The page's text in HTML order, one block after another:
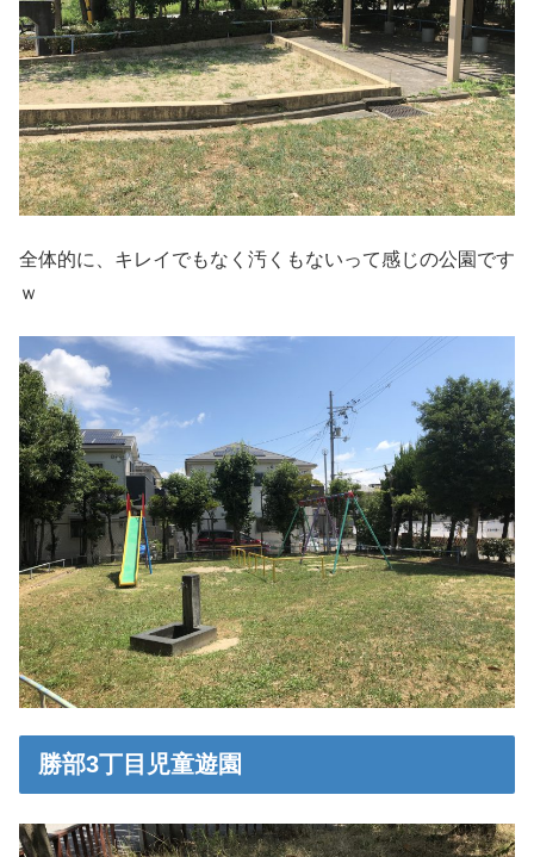
全体的に、キレイでもなく汚くもないって感じの公園です
ｗ
勝部3丁目児童遊園